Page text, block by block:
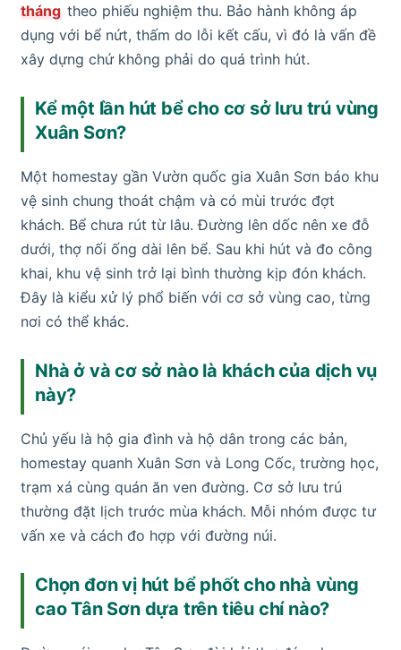
tháng theo phiếu nghiệm thu. Bảo hành không áp
dụng với bể nứt, thấm do lỗi kết cấu, vì đó là vấn đề
xây dựng chứ không phải do quá trình hút.
Kể một lần hút bể cho cơ sở lưu trú vùng
Xuân Sơn?
Một homestay gần Vườn quốc gia Xuân Sơn báo khu
vệ sinh chung thoát chậm và có mùi trước đợt
khách. Bể chưa rút từ lâu. Đường lên dốc nên xe đỗ
dưới, thợ nối ống dài lên bể. Sau khi hút và đo công
khai, khu vệ sinh trở lại bình thường kịp đón khách.
Đây là kiểu xử lý phổ biến với cơ sở vùng cao, từng
nơi có thể khác.
Nhà ở và cơ sở nào là khách của dịch vụ
này?
Chủ yếu là hộ gia đình và hộ dân trong các bản,
homestay quanh Xuân Sơn và Long Cốc, trường học,
trạm xá cùng quán ăn ven đường. Cơ sở lưu trú
thường đặt lịch trước mùa khách. Mỗi nhóm được tư
vấn xe và cách đo hợp với đường núi.
Chọn đơn vị hút bể phốt cho nhà vùng
cao Tân Sơn dựa trên tiêu chí nào?